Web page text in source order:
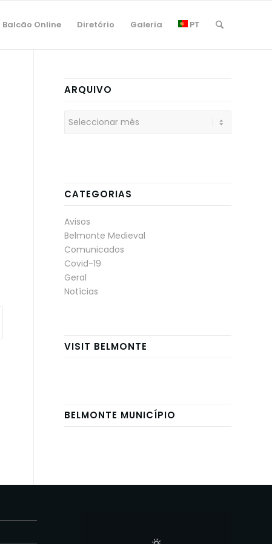
Balcão Online Diretório Galeria PT
ARQUIVO
CATEGORIAS
Avisos
Belmonte Medieval
Comunicados
Covid-19
Geral
Notícias
VISIT BELMONTE
BELMONTE MUNICÍPIO